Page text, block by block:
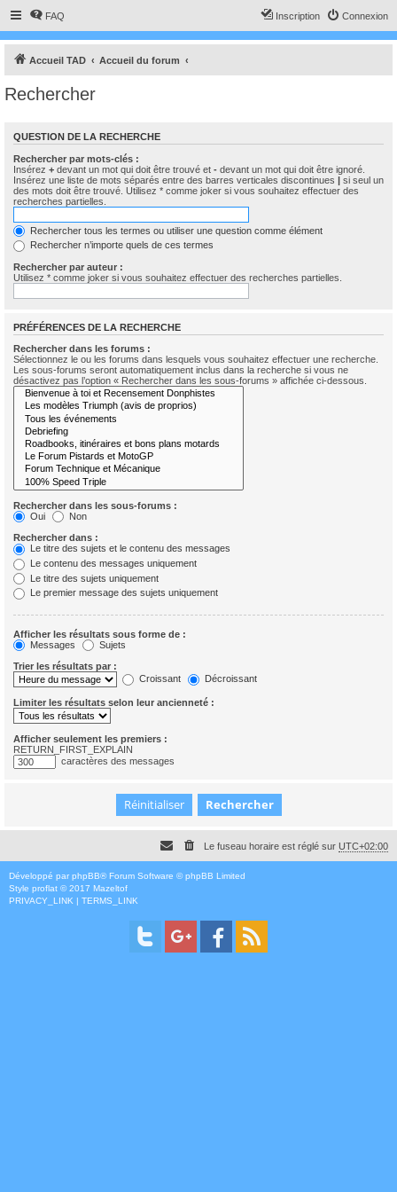
FAQ Connexion
Inscription
Accueil TAD Accueil du forum
Rechercher
QUESTION DE LA RECHERCHE
Rechercher par mots-clés :
Insérez + devant un mot qui doit être trouvé et - devant un mot qui doit être ignoré.
Insérez une liste de mots séparés entre des barres verticales discontinues | si seul un
des mots doit être trouvé. Utilisez * comme joker si vous souhaitez effectuer des
recherches partielles.
Rechercher tous les termes ou utiliser une question comme élément
Rechercher n’importe quels de ces termes
Rechercher par auteur :
Utilisez * comme joker si vous souhaitez effectuer des recherches partielles.
PRÉFÉRENCES DE LA RECHERCHE
Rechercher dans les forums :
Sélectionnez le ou les forums dans lesquels vous souhaitez effectuer une recherche.
Les sous-forums seront automatiquement inclus dans la recherche si vous ne
désactivez pas l’option « Rechercher dans les sous-forums » affichée ci-dessous.
Rechercher dans les sous-forums :
Oui
Non
Rechercher dans :
Le titre des sujets et le contenu des messages
Le contenu des messages uniquement
Le titre des sujets uniquement
Le premier message des sujets uniquement
Afficher les résultats sous forme de :
Messages
Sujets
Trier les résultats par :
Croissant
Décroissant
Limiter les résultats selon leur ancienneté :
Afficher seulement les premiers :
RETURN_FIRST_EXPLAIN
caractères des messages
Le fuseau horaire est réglé sur UTC+02:00
Développé par phpBB® Forum Software © phpBB Limited
Style proflat © 2017 Mazeltof
PRIVACY_LINK
TERMS_LINK